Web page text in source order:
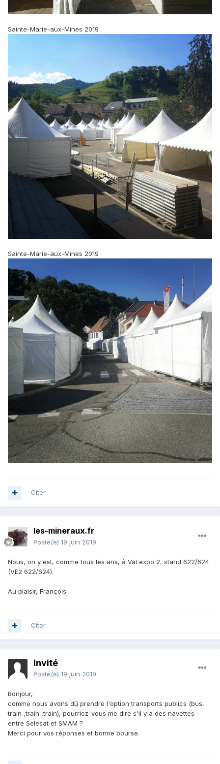
Sainte-Marie-aux-Mines 2019
Sainte-Marie-aux-Mines 2019
Citer
les-mineraux.fr
Posté(e) 19 juin 2019
Nous, on y est, comme tous les ans, à Val expo 2, stand 622/624
(VE2 622/624).
Au plaisir, François.
Citer
Invité
Posté(e) 19 juin 2019
Bonjour,
comme nous avons dû prendre l'option transports publics (bus,
train ,train ,train), pourriez-vous me dire s'il y'a des navettes
entre Selesat et SMAM ?
Merci pour vos réponses et bonne bourse.